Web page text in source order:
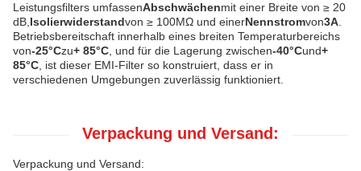
Leistungsfilters umfassenAbschwächenmit einer Breite von ≥ 20
dB, Isolierwiderstandvon ≥ 100MΩ und einerNennstromvon3A
Betriebsbereitschaft innerhalb eines breiten Temperaturbereichs
von-25°Czu+ 85°C , und für die Lagerung zwischen-40°Cund+
85°C , ist dieser EMI-Filter so konstruiert, dass er in
verschiedenen Umgebungen zuverlässig funktioniert.
Verpackung und Versand:
Verpackung und Versand: